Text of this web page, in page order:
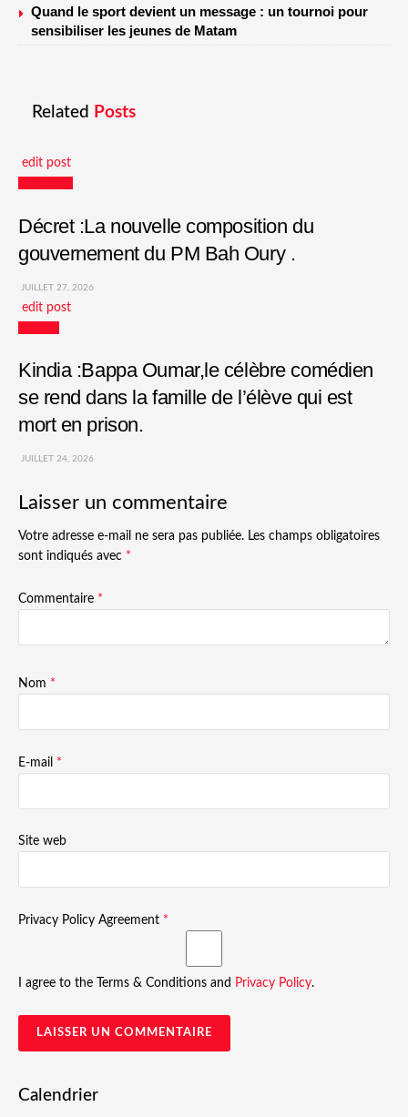
Quand le sport devient un message : un tournoi pour
sensibiliser les jeunes de Matam
Related Posts
edit post
Décret :La nouvelle composition du
gouvernement du PM Bah Oury .
JUILLET 27, 2026
edit post
Kindia :Bappa Oumar,le célèbre comédien
se rend dans la famille de l’élève qui est
mort en prison.
JUILLET 24, 2026
Laisser un commentaire
Votre adresse e-mail ne sera pas publiée. Les champs obligatoires
sont indiqués avec *
Commentaire *
Nom *
E-mail *
Site web
Privacy Policy Agreement *
I agree to the Terms & Conditions and Privacy Policy.
Calendrier